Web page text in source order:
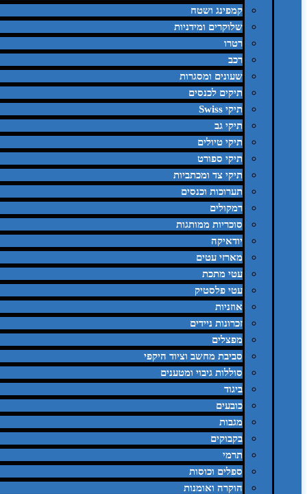
קמפינג ושטח
שלוקרים ומידניות
רטרו
רכב
שעונים ומסגרות
תיקים לכנסים
תיקי Swiss
תיקי גב
תיקי טיולים
תיקי ספורט
תיקי צד ומכתביות
תערוכות וכנסים
רמקולים
סוכריות ממותגות
יודאיקה
מארזי עטים
עטי מתכת
עטי פלסטיק
אוזניות
זכרונות ניידים
מפצלים
סביבת מחשב וציוד היקפי
סוללות גיבוי ומטענים
ביגוד
כובעים
מגבות
בקבוקים
תרמי
ספלים וכוסות
הוקרה ואומנות